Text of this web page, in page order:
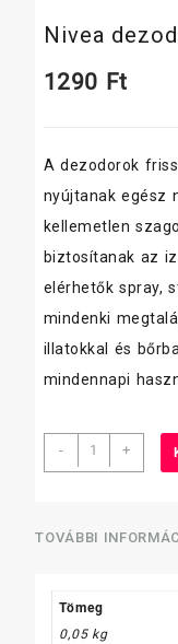
Nivea
1290 Ft
A dezodorok
nyújtanak egész
kellemetlen
biztosítanak az
elérhetők spray,
mindenki
illatokkal és
mindennapi
-
Nivea
dezodor
on
+
TOVÁBBI
Tömeg
0,05 kg